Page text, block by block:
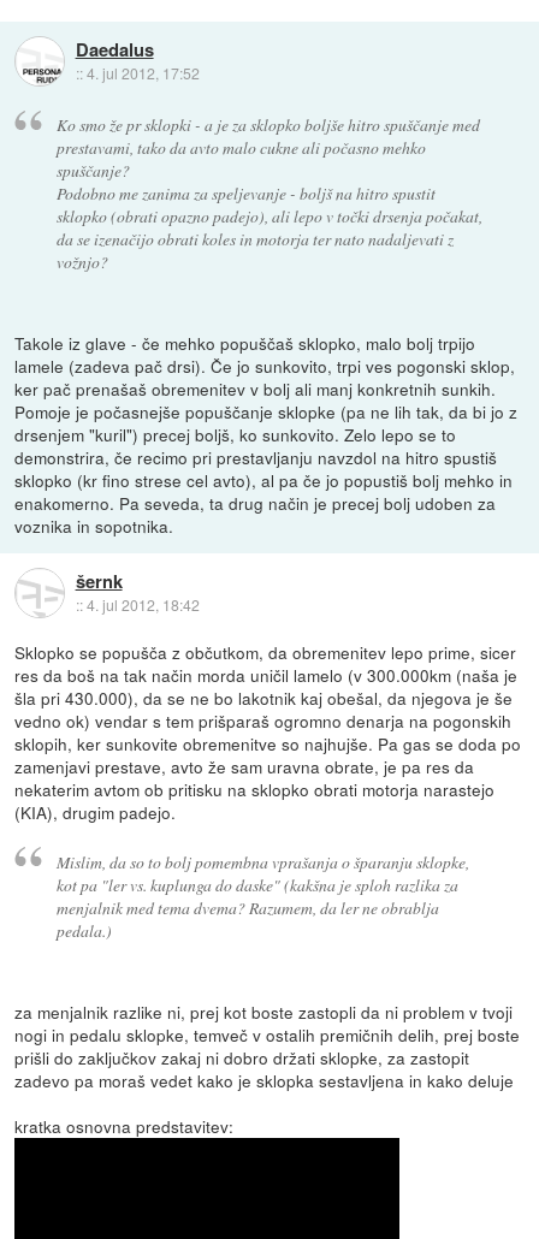
Daedalus
::4. jul 2012, 17:52
Ko smo že pr sklopki - a je za sklopko boljše hitro spuščanje med
prestavami, tako da avto malo cukne ali počasno mehko
spuščanje?
Podobno me zanima za speljevanje - boljš na hitro spustit
sklopko (obrati opazno padejo), ali lepo v točki drsenja počakat,
da se izenačijo obrati koles in motorja ter nato nadaljevati z
vožnjo?
Takole iz glave - če mehko popuščaš sklopko, malo bolj trpijo
lamele (zadeva pač drsi). Če jo sunkovito, trpi ves pogonski sklop,
ker pač prenašaš obremenitev v bolj ali manj konkretnih sunkih.
Pomoje je počasnejše popuščanje sklopke (pa ne lih tak, da bi jo z
drsenjem "kuril") precej boljš, ko sunkovito. Zelo lepo se to
demonstrira, če recimo pri prestavljanju navzdol na hitro spustiš
sklopko (kr fino strese cel avto), al pa če jo popustiš bolj mehko in
enakomerno. Pa seveda, ta drug način je precej bolj udoben za
voznika in sopotnika.
šernk
::4. jul 2012, 18:42
Sklopko se popušča z občutkom, da obremenitev lepo prime, sicer
res da boš na tak način morda uničil lamelo (v 300.000km (naša je
šla pri 430.000), da se ne bo lakotnik kaj obešal, da njegova je še
vedno ok) vendar s tem prišparaš ogromno denarja na pogonskih
sklopih, ker sunkovite obremenitve so najhujše. Pa gas se doda po
zamenjavi prestave, avto že sam uravna obrate, je pa res da
nekaterim avtom ob pritisku na sklopko obrati motorja narastejo
(KIA), drugim padejo.
Mislim, da so to bolj pomembna vprašanja o šparanju sklopke,
kot pa "ler vs. kuplunga do daske" (kakšna je sploh razlika za
menjalnik med tema dvema? Razumem, da ler ne obrablja
pedala.)
za menjalnik razlike ni, prej kot boste zastopli da ni problem v tvoji
nogi in pedalu sklopke, temveč v ostalih premičnih delih, prej boste
prišli do zaključkov zakaj ni dobro držati sklopke, za zastopit
zadevo pa moraš vedet kako je sklopka sestavljena in kako deluje
kratka osnovna predstavitev: